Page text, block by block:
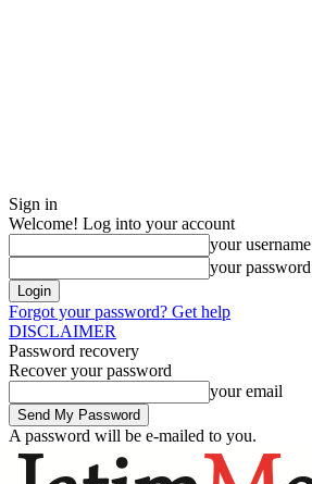
Sign in
Welcome! Log into your account
your username
your password
Forgot your password? Get help
DISCLAIMER
Password recovery
Recover your password
your email
A password will be e-mailed to you.